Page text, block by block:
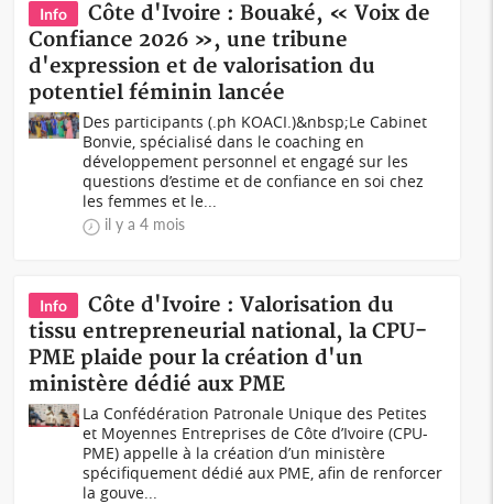
Info
Côte d'Ivoire : Bouaké, « Voix de
Confiance 2026 », une tribune
d'expression et de valorisation du
potentiel féminin lancée
Des participants (.ph KOACI.)&nbsp;Le Cabinet
Bonvie, spécialisé dans le coaching en
développement personnel et engagé sur les
questions d’estime et de confiance en soi chez
les femmes et le...
il y a 4 mois
Info
Côte d'Ivoire : Valorisation du
tissu entrepreneurial national, la CPU-
PME plaide pour la création d'un
ministère dédié aux PME
La Confédération Patronale Unique des Petites
et Moyennes Entreprises de Côte d’Ivoire (CPU-
PME) appelle à la création d’un ministère
spécifiquement dédié aux PME, afin de renforcer
la gouve...